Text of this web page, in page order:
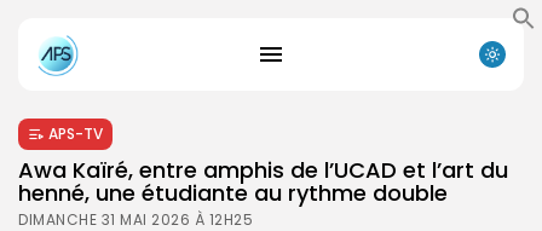
APS-TV
Awa Kaïré, entre amphis de l’UCAD et l’art du
henné, une étudiante au rythme double
DIMANCHE 31 MAI 2026 À 12H25